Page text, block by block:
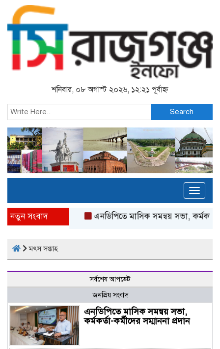
শনিবার, ০৮ অগাস্ট ২০২৬, ১২:২১ পূর্বাহ্ন
Search
নতুন সংবাদ এনডিপিতে মাসিক সমন্বয় সভা, কর্মকর্তা-
মৎস সপ্তাহ
সর্বশেষ আপডেট
জনপ্রিয় সংবাদ
এনডিপিতে মাসিক সমন্বয় সভা,
কর্মকর্তা-কর্মীদের সম্মাননা প্রদান